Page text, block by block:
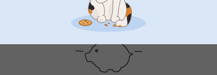
Tyytyväisyystakuu